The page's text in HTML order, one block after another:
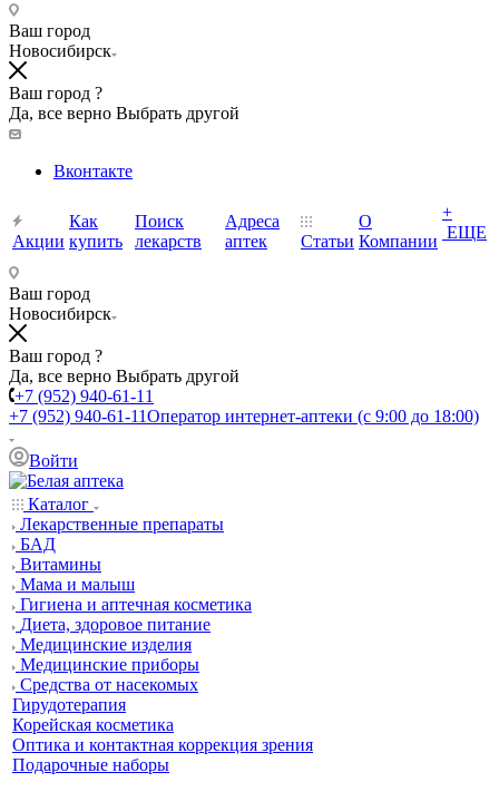
Ваш город
Новосибирск
Ваш город ?
Да, все верно Выбрать другой
Вконтакте
Акции
Как
купить
Поиск
лекарств
Адреса
аптек
Статьи
О
Компании
+
ЕЩЕ
Ваш город
Новосибирск
Ваш город ?
Да, все верно Выбрать другой
+7 (952) 940-61-11
+7 (952) 940-61-11Оператор интернет-аптеки (с 9:00 до 18:00)
Войти
Каталог
Лекарственные препараты
БАД
Витамины
Мама и малыш
Гигиена и аптечная косметика
Диета, здоровое питание
Медицинские изделия
Медицинские приборы
Средства от насекомых
Гирудотерапия
Корейская косметика
Оптика и контактная коррекция зрения
Подарочные наборы